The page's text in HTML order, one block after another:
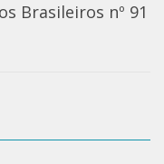
Brasileiros nº 91